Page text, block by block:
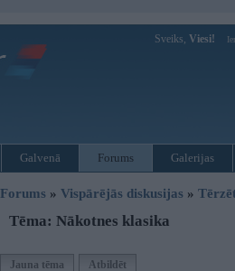
Sveiks, Viesi!
Galvenā Forums Galerijas
Forums » Vispārējās diskusijas »
Tēma: Nākotnes klasika
Jauna tēma Atbildēt